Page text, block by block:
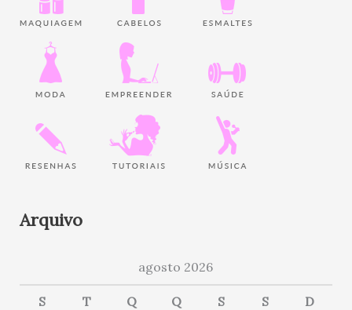
Arquivo
agosto 2026
S T Q Q S S D